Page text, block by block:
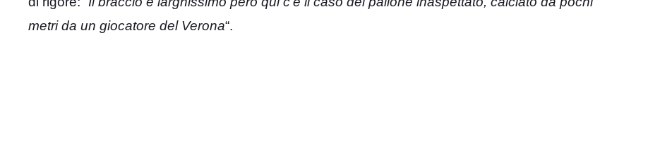
metri da un giocatore del Verona“.